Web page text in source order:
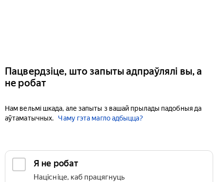
Пацвердзіце, што запыты адпраўлялі вы, а
не робат
Нам вельмі шкада, але запыты з вашай прылады падобныя да
аўтаматычных.
Чаму гэта магло адбыцца?
Я не робат
Націсніце, каб працягнуць